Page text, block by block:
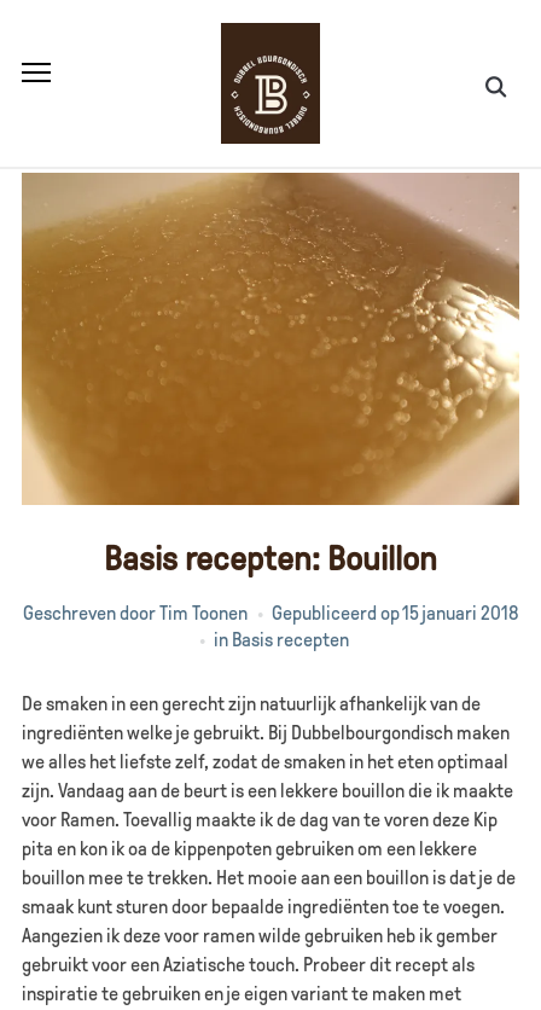
Basis recepten: Bouillon
Geschreven doorTim Toonen Gepubliceerd op15 januari 2018
in Basis recepten
De smaken in een gerecht zijn natuurlijk afhankelijk van de
ingrediënten welke je gebruikt. Bij Dubbelbourgondisch maken
we alles het liefste zelf, zodat de smaken in het eten optimaal
zijn. Vandaag aan de beurt is een lekkere bouillon die ik maakte
voor Ramen. Toevallig maakte ik de dag van te voren deze Kip
pita en kon ik oa de kippenpoten gebruiken om een lekkere
bouillon mee te trekken. Het mooie aan een bouillon is dat je de
smaak kunt sturen door bepaalde ingrediënten toe te voegen.
Aangezien ik deze voor ramen wilde gebruiken heb ik gember
gebruikt voor een Aziatische touch. Probeer dit recept als
inspiratie te gebruiken en je eigen variant te maken met